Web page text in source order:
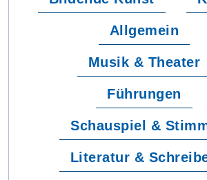
Allgemein
Musik & Theater
Führungen
Schauspiel &
Literatur &